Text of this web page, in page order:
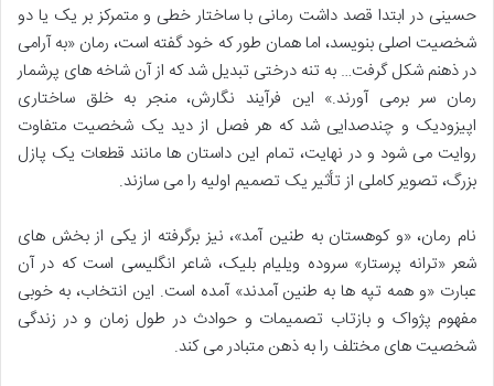
حسینی در ابتدا قصد داشت رمانی با ساختار خطی و متمرکز بر یک یا دو
شخصیت اصلی بنویسد، اما همان طور که خود گفته است، رمان «به آرامی
در ذهنم شکل گرفت… به تنه درختی تبدیل شد که از آن شاخه های پرشمار
رمان سر برمی آورند.» این فرآیند نگارش، منجر به خلق ساختاری
اپیزودیک و چندصدایی شد که هر فصل از دید یک شخصیت متفاوت
روایت می شود و در نهایت، تمام این داستان ها مانند قطعات یک پازل
بزرگ، تصویر کاملی از تأثیر یک تصمیم اولیه را می سازند.
نام رمان، «و کوهستان به طنین آمد»، نیز برگرفته از یکی از بخش های
شعر «ترانه پرستار» سروده ویلیام بلیک، شاعر انگلیسی است که در آن
عبارت «و همه تپه ها به طنین آمدند» آمده است. این انتخاب، به خوبی
مفهوم پژواک و بازتاب تصمیمات و حوادث در طول زمان و در زندگی
شخصیت های مختلف را به ذهن متبادر می کند.